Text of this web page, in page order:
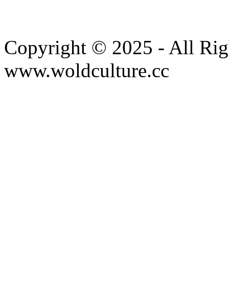
Copyright © 2025 - All
www.woldculture.cc